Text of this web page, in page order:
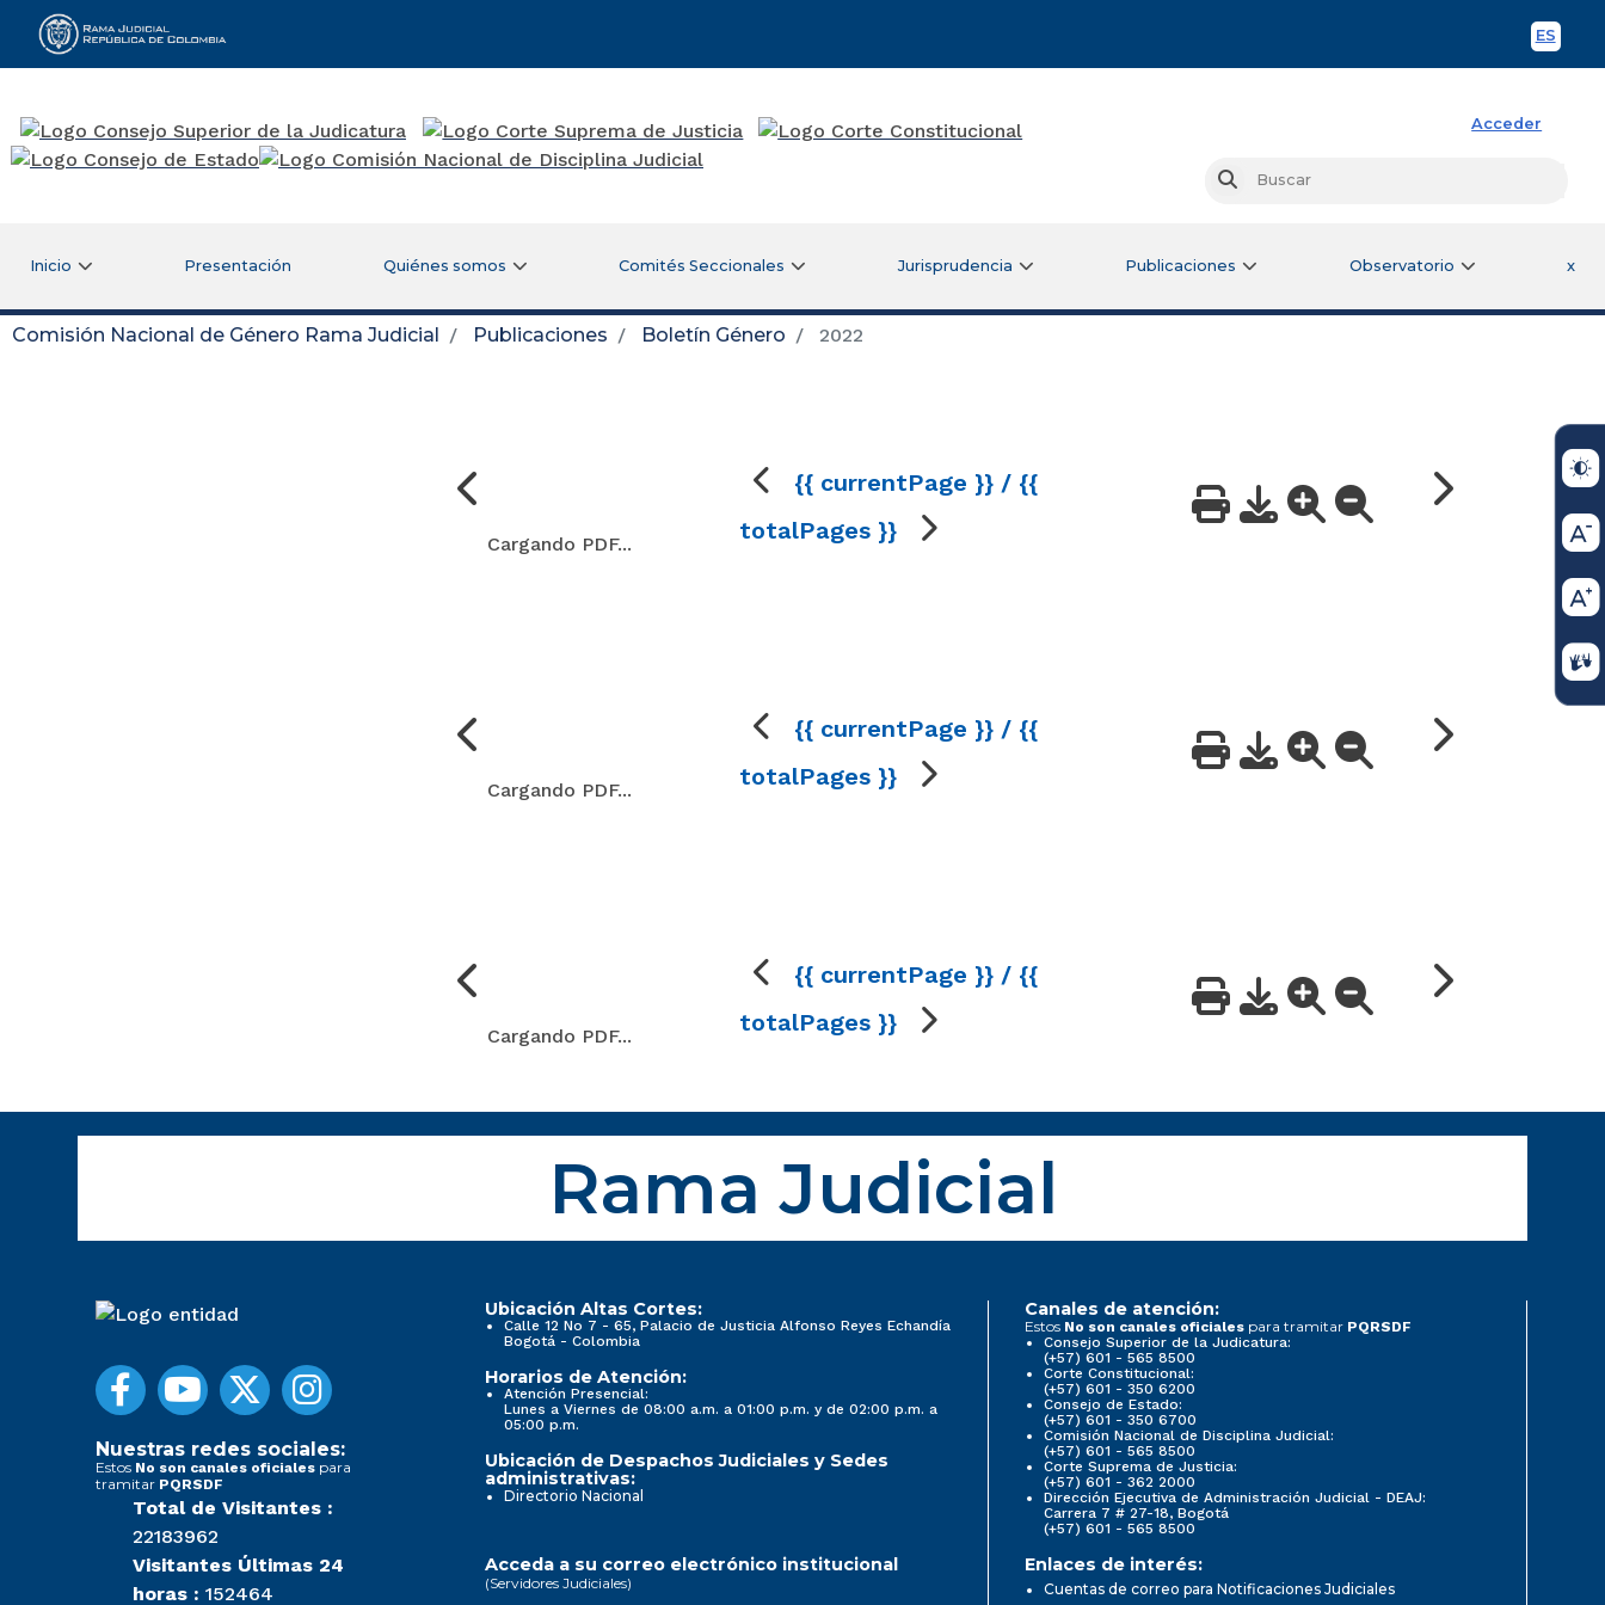
ES
Rama Judicial
Acceder
Buscar
Inicio Presentación Quiénes somos Comités Seccionales Jurisprudencia Publicaciones Observatorio x
Comisión Nacional de Género Rama Judicial Publicaciones Boletín Género 2022
{{ currentPage }} / {{
totalPages }}
Cargando PDF...
{{ currentPage }} / {{
totalPages }}
Cargando PDF...
{{ currentPage }} / {{
totalPages }}
Cargando PDF...
Rama Judicial
Nuestras redes sociales:
Estos No son canales oficiales para
tramitar PQRSDF
Total de Visitantes :
22183962
Visitantes Últimas 24
horas : 152464
Ubicación Altas Cortes:
Calle 12 No 7 - 65, Palacio de Justicia Alfonso Reyes Echandía
Bogotá - Colombia
Horarios de Atención:
Atención Presencial:
Lunes a Viernes de 08:00 a.m. a 01:00 p.m. y de 02:00 p.m. a
05:00 p.m.
Ubicación de Despachos Judiciales y Sedes
administrativas:
Directorio Nacional
Canales de atención:
Estos No son canales oficiales para tramitar PQRSDF
Consejo Superior de la Judicatura:
(+57) 601 - 565 8500
Corte Constitucional:
(+57) 601 - 350 6200
Consejo de Estado:
(+57) 601 - 350 6700
Comisión Nacional de Disciplina Judicial:
(+57) 601 - 565 8500
Corte Suprema de Justicia:
(+57) 601 - 362 2000
Dirección Ejecutiva de Administración Judicial - DEAJ:
Carrera 7 # 27-18, Bogotá
(+57) 601 - 565 8500
Acceda a su correo electrónico institucional
(Servidores Judiciales)
Enlaces de interés:
Cuentas de correo para Notificaciones Judiciales